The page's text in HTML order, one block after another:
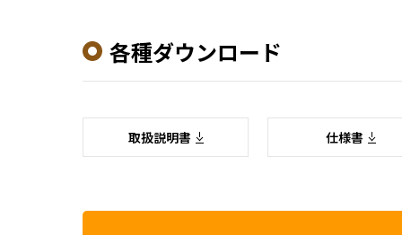
各種ダウンロード
取扱説明書 仕様書